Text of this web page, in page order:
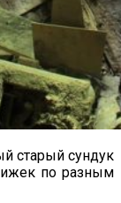
старый сундук
по разным